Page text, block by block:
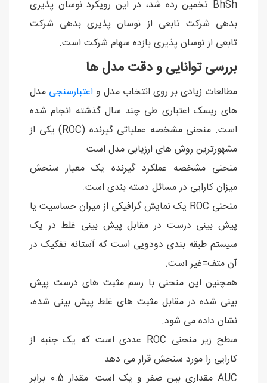
BhSh تخمین رده شد، در این رویکرد نوسان پذیری
بدهی شرکت تابعی از نوسان پذیری بدهی شرکت
تابعی از نوسان پذیری بازده سهام شرکت است.
بررسی توانایی و دقت مدل ها
مطالعات زیادی بر روی انتخاب مدل و اعتبارسنجی مدل
های ریسک اعتباری طی چند سال گذشته انجام شده
است. منحنی مشخصه عملیاتی گیرنده (ROC) یکی از
مشهورترین روش های ارزیابی مدل است.
منحنی مشخصه عملکرد گیرنده یک معیار سنجش
میزان کارایی در مسائل دسته بندی است.
منحنی ROC یک نمایش گرافیکی از میران حساسیت یا
پیش بینی درست در مقابل پیش بینی غلط در یک
سیستم طبقه بندی دودویی است که آستانه تفکیک در
آن متف=غیر است.
همچنین این منحنی با رسم مثبت های درست پیش
بینی شده در مقابل مثبت های غلط پیش بینی شده،
نشان داده می شود.
سطح زیر منحنی ROC عددی است که یک جنبه از
کارایی را مورد سنجش قرار می دهد.
AUC مقداری بین صفر و یک است. مقدار 0.5 برابر